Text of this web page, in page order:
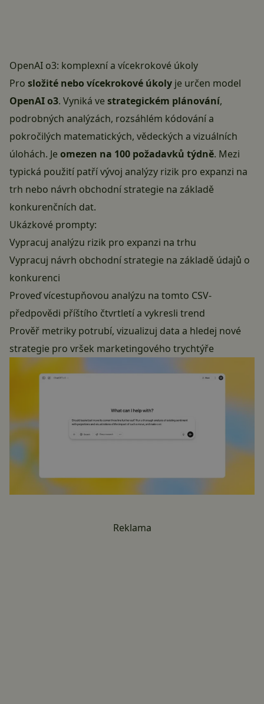
OpenAI o3: komplexní a vícekrokové úkoly
Pro složité nebo vícekrokové úkoly je určen model
OpenAI o3. Vyniká vestrategickém plánování,
podrobných analýzách, rozsáhlém kódování a
pokročilých matematických, vědeckých a vizuálních
úlohách. Jeomezen na 100 požadavků týdně. Mezi
typická použití patří vývoj analýzy rizik pro expanzi na
trh nebo návrh obchodní strategie na základě
konkurenčních dat.
Ukázkové prompty:
Vypracuj analýzu rizik pro expanzi na trhu
Vypracuj návrh obchodní strategie na základě údajů o
konkurenci
Proveď vícestupňovou analýzu na tomto CSV-
předpovědi příštího čtvrtletí a vykresli trend
Prověř metriky potrubí, vizualizuj data a hledej nové
strategie pro vršek marketingového trychtýře
Reklama